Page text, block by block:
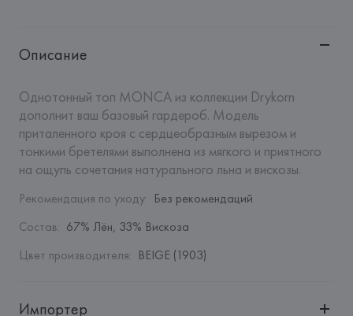
Описание
Однотонный топ MONCA из коллекции Drykorn
дополнит ваш базовый гардероб. Модель
приталенного кроя с сердцеобразным вырезом и
тонкими бретелями выполнена из мягкого и приятного
на ощупь сочетания натурального льна и вискозы.
Рекомендация по уходу: Без рекомендаций
Состав: 67% Лён, 33% Вискоза
Цвет производителя: BEIGE (1903)
Импортер